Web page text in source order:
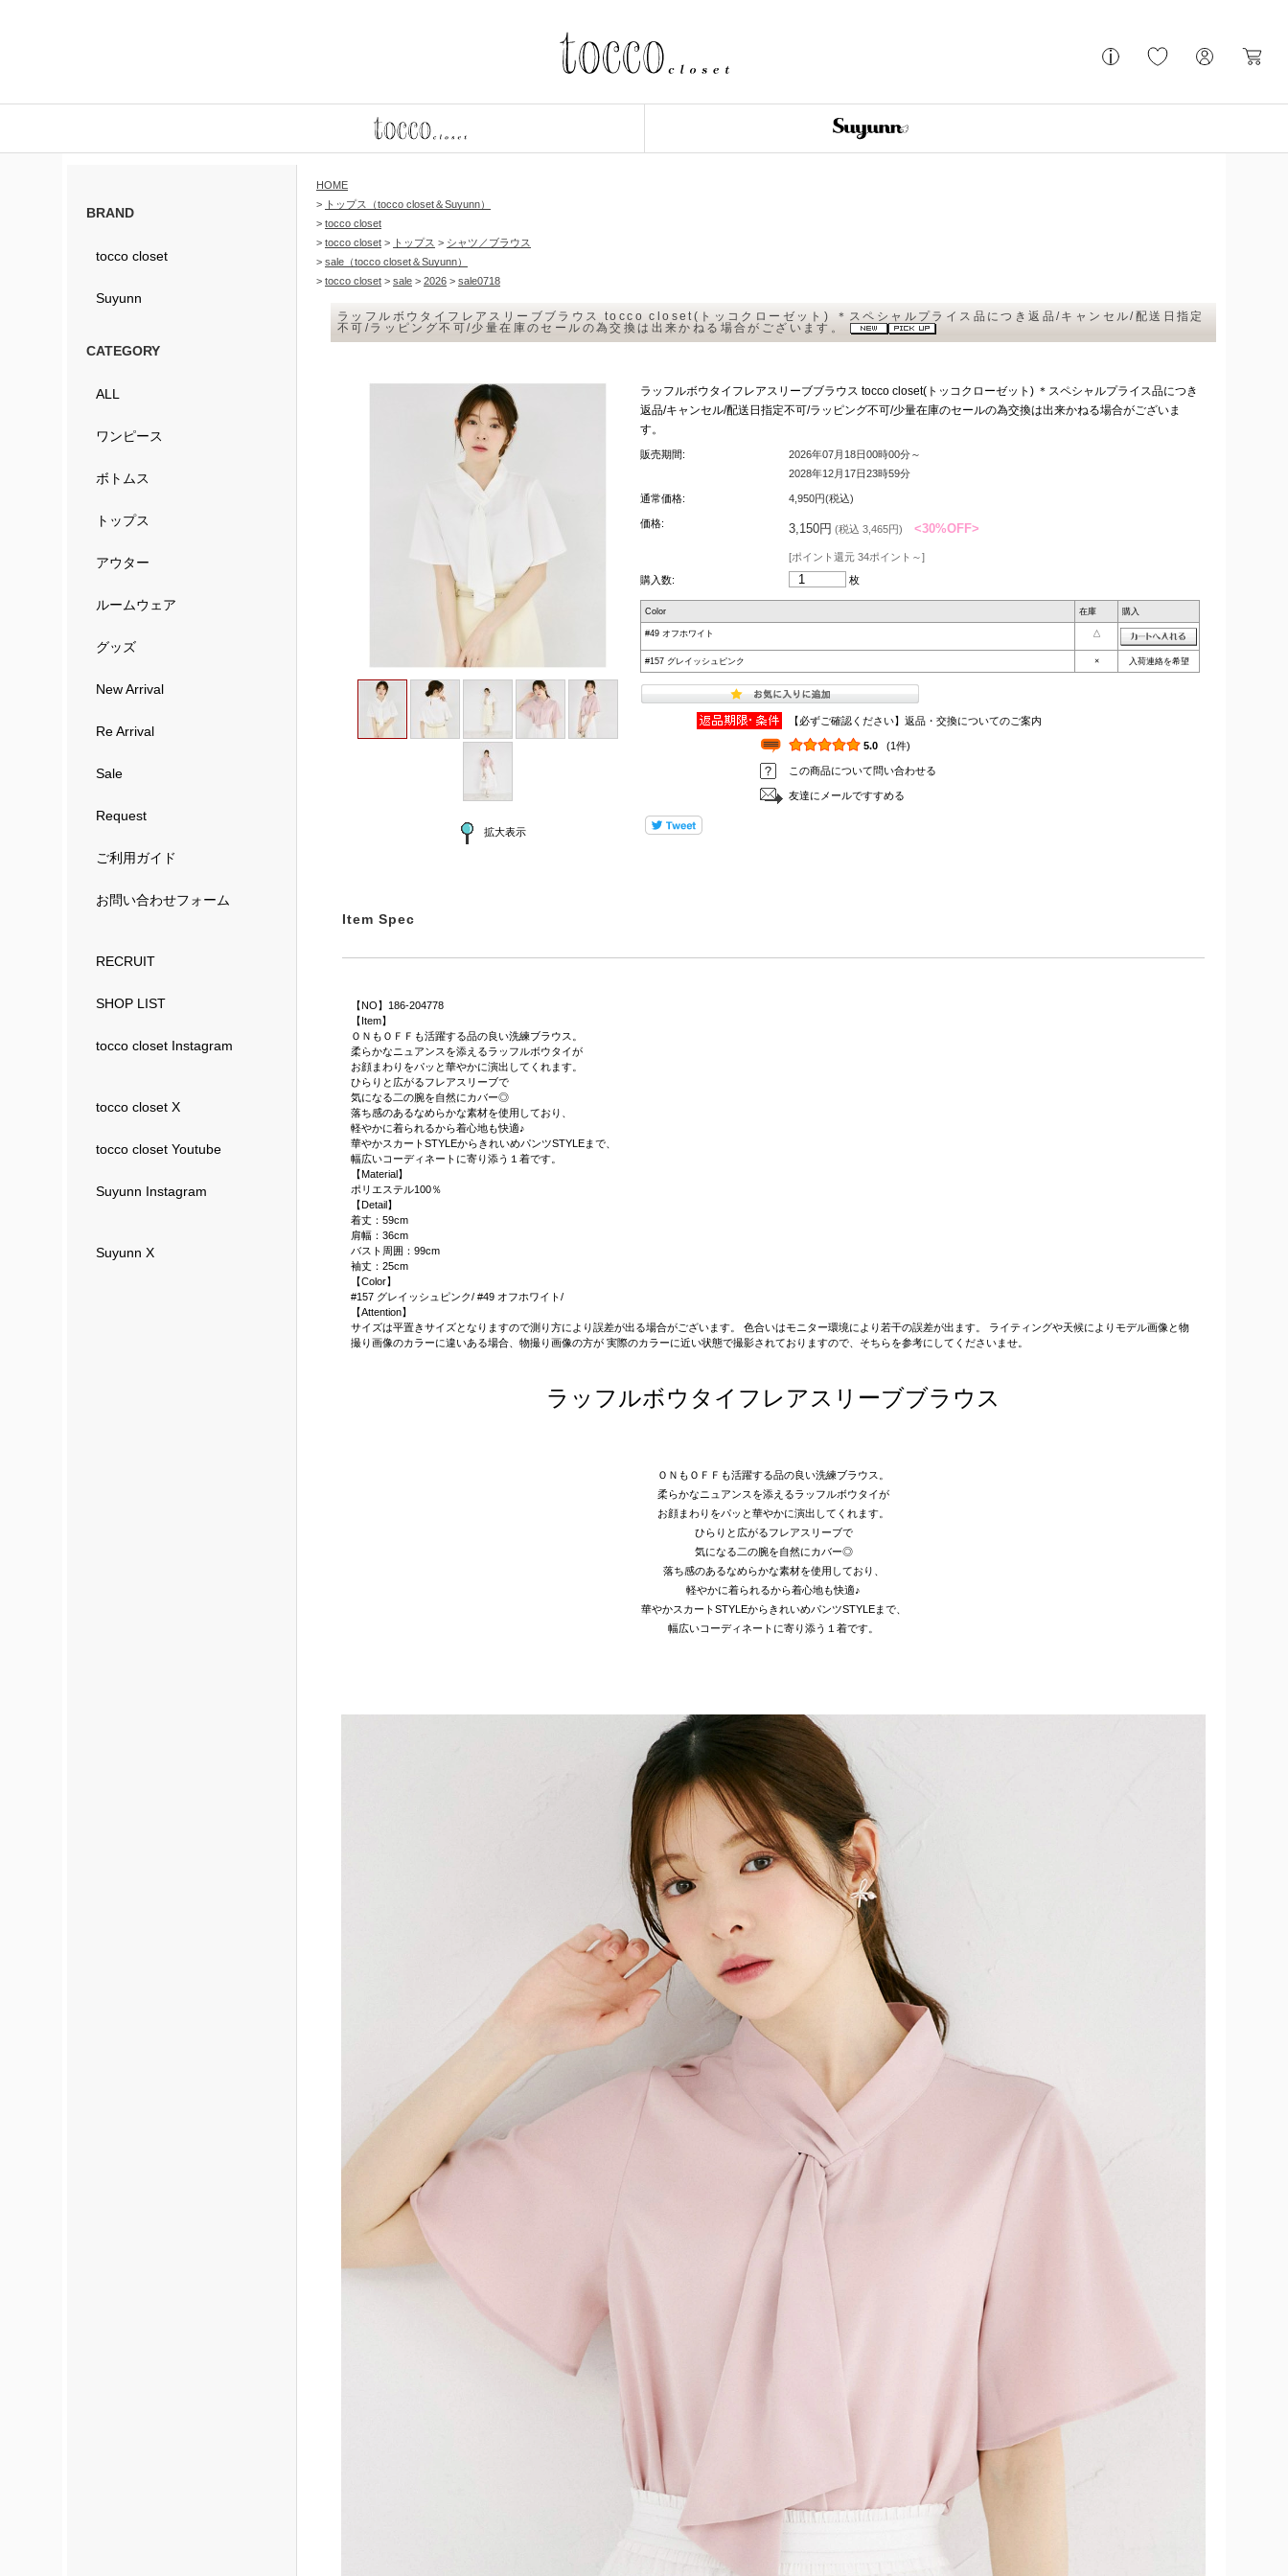
BRAND
tocco closet
Suyunn
CATEGORY
ALL
ワンピース
ボトムス
トップス
アウター
ルームウェア
グッズ
New Arrival
Re Arrival
Sale
Request
ご利用ガイド
お問い合わせフォーム
RECRUIT
SHOP LIST
tocco closet Instagram
tocco closet X
tocco closet Youtube
Suyunn Instagram
Suyunn X
HOME
> トップス（tocco closet＆Suyunn）
> tocco closet
> tocco closet > トップス > シャツ／ブラウス
> sale（tocco closet＆Suyunn）
> tocco closet > sale > 2026 > sale0718
ラッフルボウタイフレアスリーブブラウス tocco closet(トッコクローゼット) ＊スペシャルプライス品につき返品/キャンセル/配送日指定
不可/ラッピング不可/少量在庫のセールの為交換は出来かねる場合がございます。
拡大表示
ラッフルボウタイフレアスリーブブラウス tocco closet(トッコクローゼット) ＊スペシャルプライス品につき
返品/キャンセル/配送日指定不可/ラッピング不可/少量在庫のセールの為交換は出来かねる場合がございま
す。
販売期間:
2026年07月18日00時00分～
2028年12月17日23時59分
通常価格: 4,950円(税込)
価格: 3,150円 (税込 3,465円) <30%OFF>
[ポイント還元 34ポイント～]
購入数:
枚
Color 在庫 購入
#49 オフホワイト △
#157 グレイッシュピンク × 入荷連絡を希望
【必ずご確認ください】返品・交換についてのご案内
5.0 (1件)
この商品について問い合わせる
友達にメールですすめる
Item Spec
【NO】186-204778
【Item】
ＯＮもＯＦＦも活躍する品の良い洗練ブラウス。
柔らかなニュアンスを添えるラッフルボウタイが
お顔まわりをパッと華やかに演出してくれます。
ひらりと広がるフレアスリーブで
気になる二の腕を自然にカバー◎
落ち感のあるなめらかな素材を使用しており、
軽やかに着られるから着心地も快適♪
華やかスカートSTYLEからきれいめパンツSTYLEまで、
幅広いコーディネートに寄り添う１着です。
【Material】
ポリエステル100％
【Detail】
着丈：59cm
肩幅：36cm
バスト周囲：99cm
袖丈：25cm
【Color】
#157 グレイッシュピンク/ #49 オフホワイト/
【Attention】
サイズは平置きサイズとなりますので測り方により誤差が出る場合がございます。 色合いはモニター環境により若干の誤差が出ます。 ライティングや天候によりモデル画像と物
撮り画像のカラーに違いある場合、物撮り画像の方が 実際のカラーに近い状態で撮影されておりますので、そちらを参考にしてくださいませ。
ラッフルボウタイフレアスリーブブラウス
ＯＮもＯＦＦも活躍する品の良い洗練ブラウス。
柔らかなニュアンスを添えるラッフルボウタイが
お顔まわりをパッと華やかに演出してくれます。
ひらりと広がるフレアスリーブで
気になる二の腕を自然にカバー◎
落ち感のあるなめらかな素材を使用しており、
軽やかに着られるから着心地も快適♪
華やかスカートSTYLEからきれいめパンツSTYLEまで、
幅広いコーディネートに寄り添う１着です。